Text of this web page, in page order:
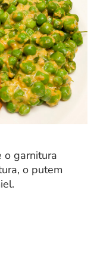
o garnitura
o putem